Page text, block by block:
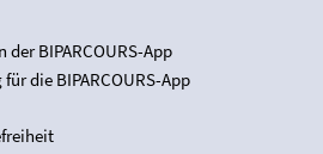
BIPARCOURS-App
die BIPARCOURS-App